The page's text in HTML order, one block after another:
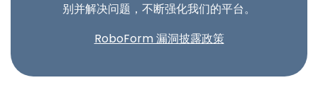
别并解决问题，不断强化我们的平台。
RoboForm 漏洞披露政策